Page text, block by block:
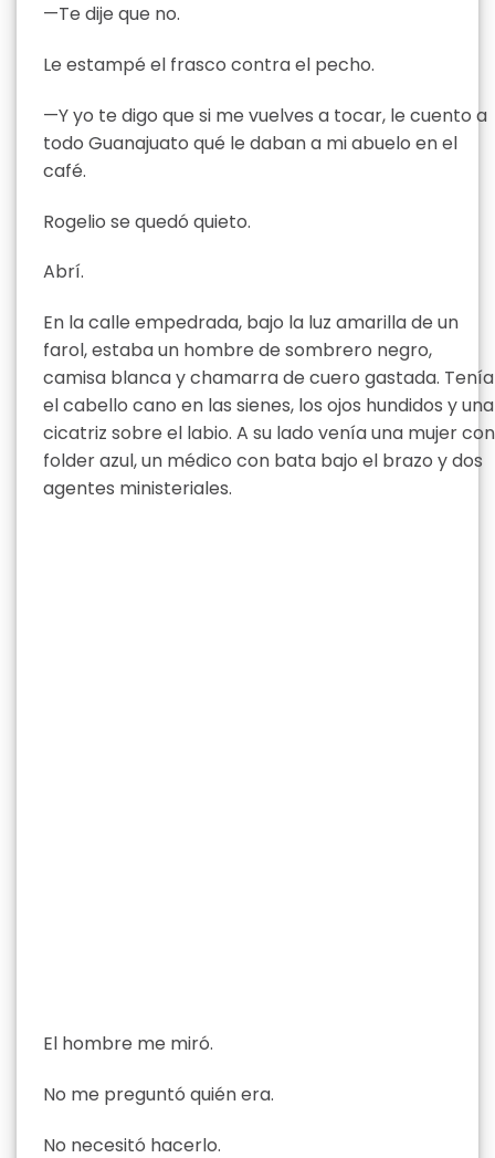
—Te dije que no.
Le estampé el frasco contra el pecho.
—Y yo te digo que si me vuelves a tocar, le cuento a
todo Guanajuato qué le daban a mi abuelo en el
café.
Rogelio se quedó quieto.
Abrí.
En la calle empedrada, bajo la luz amarilla de un
farol, estaba un hombre de sombrero negro,
camisa blanca y chamarra de cuero gastada. Tenía
el cabello cano en las sienes, los ojos hundidos y una
cicatriz sobre el labio. A su lado venía una mujer con
folder azul, un médico con bata bajo el brazo y dos
agentes ministeriales.
El hombre me miró.
No me preguntó quién era.
No necesitó hacerlo.